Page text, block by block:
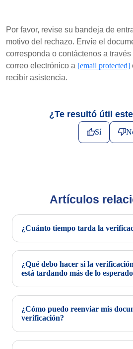
Por favor, revise su bandeja de
motivo del rechazo. Envíe el
corresponda o contáctenos a
correo electrónico a [email protected]
recibir asistencia.
¿Te resultó útil
Sí
Artículos
¿Cuánto tiempo tarda la
¿Qué debo hacer si la
está tardando más de lo
¿Cómo puedo reenviar mis
verificación?